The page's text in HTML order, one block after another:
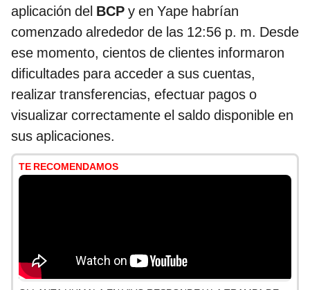
aplicación del BCP y en Yape habrían
comenzado alrededor de las 12:56 p. m. Desde
ese momento, cientos de clientes informaron
dificultades para acceder a sus cuentas,
realizar transferencias, efectuar pagos o
visualizar correctamente el saldo disponible en
sus aplicaciones.
TE RECOMENDAMOS